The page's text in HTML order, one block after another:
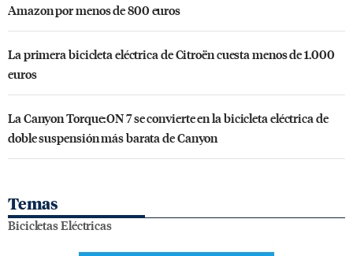
Amazon por menos de 800 euros
La primera bicicleta eléctrica de Citroën cuesta menos de 1.000
euros
La Canyon Torque:ON 7 se convierte en la bicicleta eléctrica de
doble suspensión más barata de Canyon
Temas
Bicicletas Eléctricas